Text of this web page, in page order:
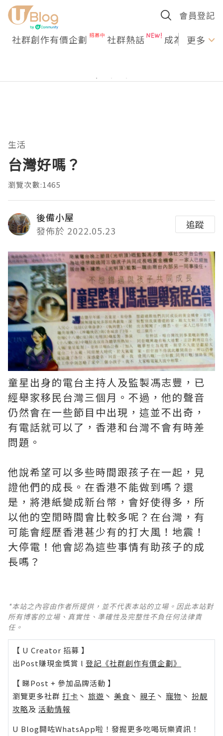
會員登記
社群創作有價企劃 社群熱話 成為U更多
生活
台灣好嗎？
瀏覽次數:1465
後備小屋
發佈於 2022.05.23
追蹤
童星出身的電台主持人及監製馮志豐，已
經舉家移民台灣三個月。不過，他的聲音
仍然會在一些節目中出現，這並不出奇，
有電話就可以了，香港和台灣不會有時差
問題。
他說希望可以多些時間跟孩子在一起，見
證他們的成長。在香港不能做到嗎？還
是，將港紙變成新台幣，會好使得多，所
以他的空閒時間會比較多呢？在台灣，有
可能會經歷香港甚少有的打大風！地震！
大停電！他會認為這些事情有助孩子的成
長嗎？
*本站之內容由作者所提供，並不代表本站的立場。因此本站對
所有博客的立場、真實性、準確性及完整性不負任何法律責
任。
【 U Creator 招募 】
出Post賺現金獎賞 l 登記《社群創作有價企劃》
【 睇Post + 參加品牌活動 】
瀏覽更多社群 打卡 丶 旅遊 丶 美食 丶 親子 丶 寵物 丶 扮靚
攻略及 活動情報
U Blog開咗WhatsApp啦！發掘更多吃喝玩樂資訊！